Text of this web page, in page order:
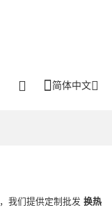
简体中文
我们提供定制批发换热